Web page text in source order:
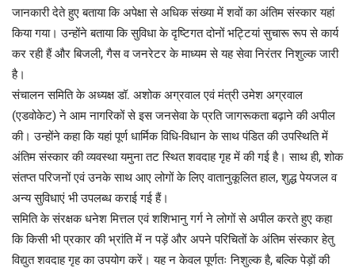
जानकारी देते हुए बताया कि अपेक्षा से अधिक संख्या में शवों का अंतिम संस्कार यहां
किया गया। उन्होंने बताया कि सुविधा के दृष्टिगत दोनों भट्टियां सुचारू रूप से कार्य
कर रही हैं और बिजली, गैस व जनरेटर के माध्यम से यह सेवा निरंतर निशुल्क जारी
है।
संचालन समिति के अध्यक्ष डॉ. अशोक अग्रवाल एवं मंत्री उमेश अग्रवाल
(एडवोकेट) ने आम नागरिकों से इस जनसेवा के प्रति जागरूकता बढ़ाने की अपील
की। उन्होंने कहा कि यहां पूर्ण धार्मिक विधि-विधान के साथ पंडित की उपस्थिति में
अंतिम संस्कार की व्यवस्था यमुना तट स्थित शवदाह गृह में की गई है। साथ ही, शोक
संतप्त परिजनों एवं उनके साथ आए लोगों के लिए वातानुकूलित हाल, शुद्ध पेयजल व
अन्य सुविधाएं भी उपलब्ध कराई गई हैं।
समिति के संरक्षक धनेश मित्तल एवं शशिभानु गर्ग ने लोगों से अपील करते हुए कहा
कि किसी भी प्रकार की भ्रांति में न पड़ें और अपने परिचितों के अंतिम संस्कार हेतु
विद्युत शवदाह गृह का उपयोग करें। यह न केवल पूर्णतः निशुल्क है, बल्कि पेड़ों की